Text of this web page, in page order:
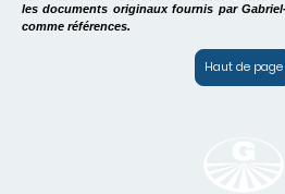
les documents originaux fournis par
comme références.
Haut de page